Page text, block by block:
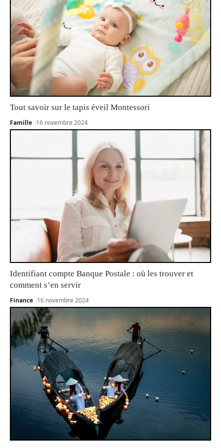
Tout savoir sur le tapis éveil Montessori
Famille 16 novembre 2024
Identifiant compte Banque Postale : où les trouver et
comment s’en servir
Finance 16 novembre 2024